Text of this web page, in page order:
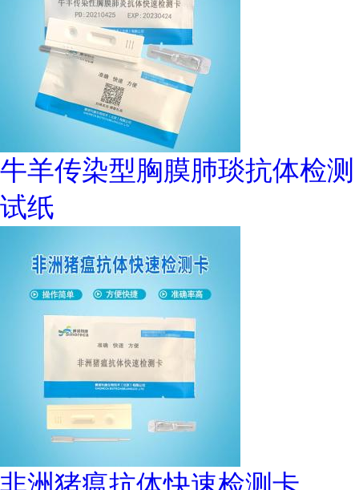
牛羊传染型胸膜肺琰抗体检测
试纸